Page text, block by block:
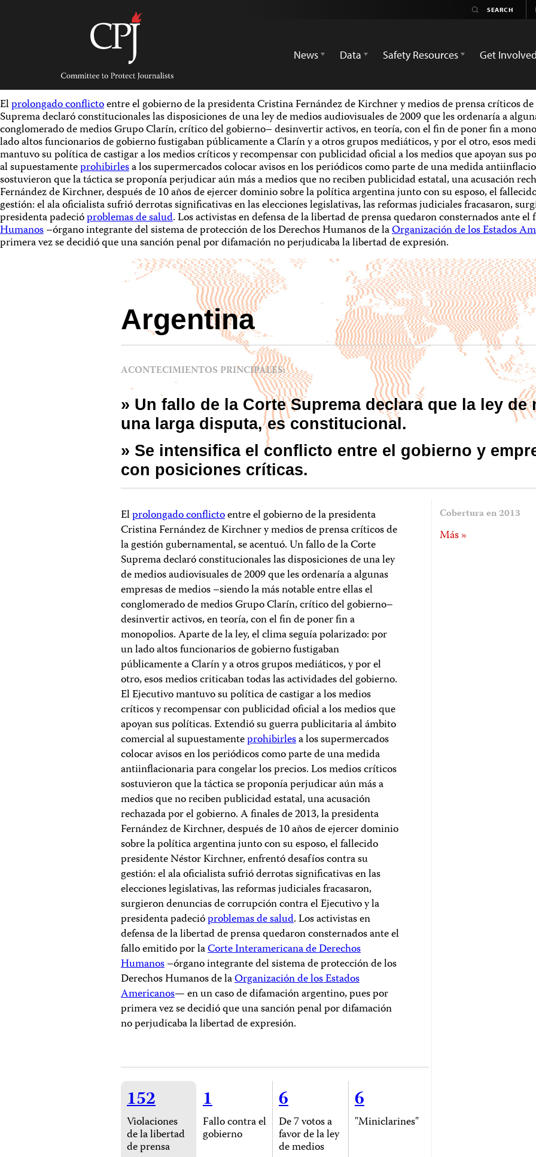
Committee
Protect
Journalists
News
Data Safety Resources Get Involved
Elprolongado conflictoentre el gobierno de la presidenta Cristina Fernández de Kirchner y medios de prensa críticos
Suprema declaró constitucionales las disposiciones de una ley de medios audiovisuales de 2009 que les ordenaría a
conglomerado de medios Grupo Clarín, crítico del gobierno– desinvertir activos, en teoría, con el fin de poner fin a
lado altos funcionarios de gobierno fustigaban públicamente a Clarín y a otros grupos mediáticos, y por el otro, esos
mantuvo su política de castigar a los medios críticos y recompensar con publicidad oficial a los medios que apoyan
al supuestamenteprohibirlesa los supermercados colocar avisos en los periódicos como parte de una medida
sostuvieron que la táctica se proponía perjudicar aún más a medios que no reciben publicidad estatal, una acusación
Fernández de Kirchner, después de 10 años de ejercer dominio sobre la política argentina junto con su esposo, el
gestión: el ala oficialista sufrió derrotas significativas en las elecciones legislativas, las reformas judiciales fracasaron,
presidenta padecióproblemas de salud. Los activistas en defensa de la libertad de prensa quedaron consternados ante
Humanos–órgano integrante del sistema de protección de los Derechos Humanos de laOrganización de los Estados
primera vez se decidió que una sanción penal por difamación no perjudicaba la libertad de expresión.
Argentina
ACONTECIMIENTOS PRINCIPALES:
» Un fallo de la Corte Suprema declara que la ley de
una larga disputa, es constitucional.
» Se intensifica el conflicto entre el gobierno y
con posiciones críticas.
Elprolongado conflictoentre el gobierno de la presidenta
Cristina Fernández de Kirchner y medios de prensa críticos de
la gestión gubernamental, se acentuó. Un fallo de la Corte
Suprema declaró constitucionales las disposiciones de una ley
de medios audiovisuales de 2009 que les ordenaría a algunas
empresas de medios –siendo la más notable entre ellas el
conglomerado de medios Grupo Clarín, crítico del gobierno–
desinvertir activos, en teoría, con el fin de poner fin a
monopolios. Aparte de la ley, el clima seguía polarizado: por
un lado altos funcionarios de gobierno fustigaban
públicamente a Clarín y a otros grupos mediáticos, y por el
otro, esos medios criticaban todas las actividades del gobierno.
El Ejecutivo mantuvo su política de castigar a los medios
críticos y recompensar con publicidad oficial a los medios que
apoyan sus políticas. Extendió su guerra publicitaria al ámbito
comercial al supuestamenteprohibirlesa los supermercados
colocar avisos en los periódicos como parte de una medida
antiinflacionaria para congelar los precios. Los medios críticos
sostuvieron que la táctica se proponía perjudicar aún más a
medios que no reciben publicidad estatal, una acusación
rechazada por el gobierno. A finales de 2013, la presidenta
Fernández de Kirchner, después de 10 años de ejercer dominio
sobre la política argentina junto con su esposo, el fallecido
presidente Néstor Kirchner, enfrentó desafíos contra su
gestión: el ala oficialista sufrió derrotas significativas en las
elecciones legislativas, las reformas judiciales fracasaron,
surgieron denuncias de corrupción contra el Ejecutivo y la
presidenta padecióproblemas de salud. Los activistas en
defensa de la libertad de prensa quedaron consternados ante el
fallo emitido por laCorte Interamericana de Derechos
Humanos–órgano integrante del sistema de protección de los
Derechos Humanos de laOrganización de los Estados
Americanos— en un caso de difamación argentino, pues por
primera vez se decidió que una sanción penal por difamación
no perjudicaba la libertad de expresión.
152
Violaciones
de la libertad
de prensa
1
Fallo contra el
gobierno
6
De 7 votos a
favor de la ley
de medios
6
"Miniclarines"
Cobertura en 2013
Más »